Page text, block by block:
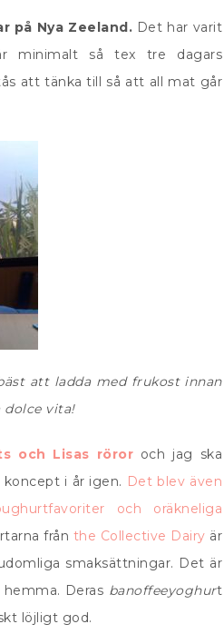
på Nya Zeeland. Det har varit
minimalt så tex tre dagars
att tänka till så att all mat går
att ladda med frukost innan
dolce vita!
och Lisas röror och jag ska
i år igen. Det blev även
och oräkneliga
från the Collective Dairy är
smaksättningar. Det är
Deras banoffeeyoghurt
löjligt god.